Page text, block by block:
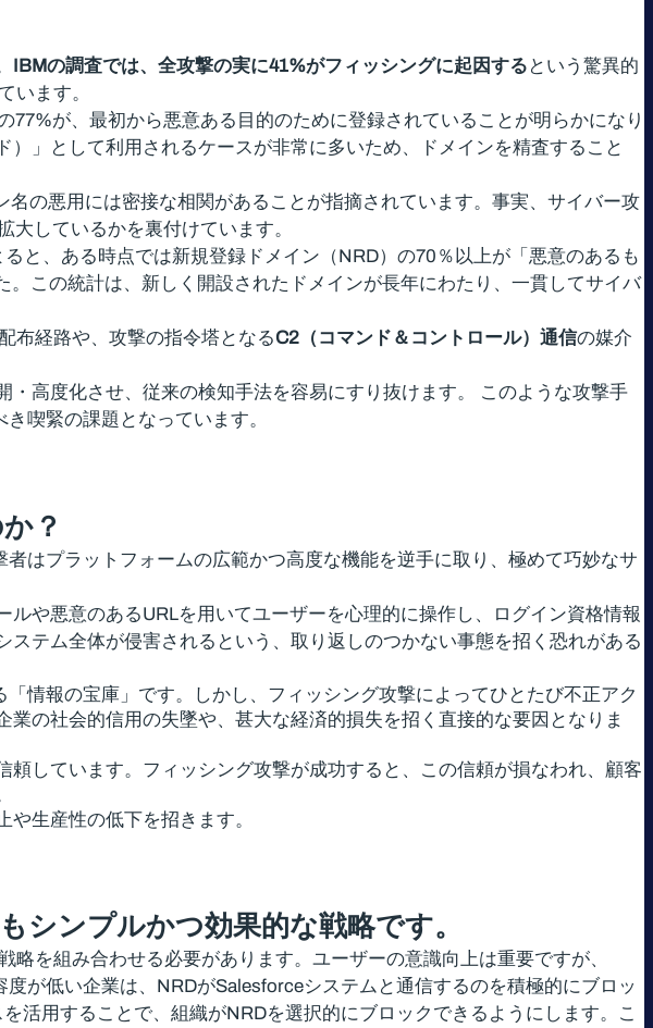
IBMの調査では、全攻撃の実に41%がフィッシングに起因する という驚異的
います。
が、最初から悪意ある目的のために登録されていることが明らかになり
」として利用されるケースが非常に多いため、ドメインを精査すること
の悪用には密接な相関があることが指摘されています。事実、サイバー攻
しているかを裏付けています。
と、ある時点では新規登録ドメイン（NRD）の70％以上が「悪意のあるも
この統計は、新しく開設されたドメインが長年にわたり、一貫してサイバ
布経路や、攻撃の指令塔となるC2（コマンド＆コントロール）通信の媒介
高度化させ、従来の検知手法を容易にすり抜けます。 このような攻撃手
喫緊の課題となっています。
？
はプラットフォームの広範かつ高度な機能を逆手に取り、極めて巧妙なサ
や悪意のあるURLを用いてユーザーを心理的に操作し、ログイン資格情報
テム全体が侵害されるという、取り返しのつかない事態を招く恐れがある
情報の宝庫」です。しかし、フィッシング攻撃によってひとたび不正アク
の社会的信用の失墜や、甚大な経済的損失を招く直接的な要因となりま
しています。フィッシング攻撃が成功すると、この信頼が損なわれ、顧客
生産性の低下を招きます。
ンプルかつ効果的な戦略です。
を組み合わせる必要があります。ユーザーの意識向上は重要ですが、
が低い企業は、NRDがSalesforceシステムと通信するのを積極的にブロッ
活用することで、組織がNRDを選択的にブロックできるようにします。こ